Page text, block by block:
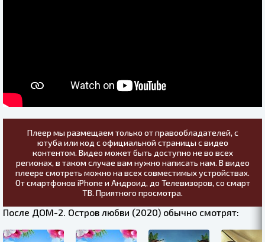
Плеер мы размещаем только от правообладателей, с
ютуба или код с официальной страницы с видео
контентом. Видео может быть доступно не во всех
регионах, в таком случае вам нужно написать нам. В видео
плеере смотреть можно на всех совместимых устройствах.
От смартфонов iPhone и Андроид, до Телевизоров, со смарт
ТВ. Приятного просмотра.
После ДОМ-2. Остров любви (2020) обычно смотрят: